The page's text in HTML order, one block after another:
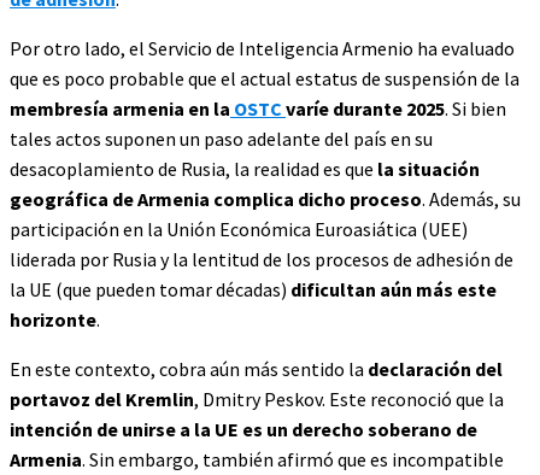
Por otro lado, el Servicio de Inteligencia Armenio ha evaluado
que es poco probable que el actual estatus de suspensión de la
membresía armenia en la OSTC varíe durante 2025. Si bien
tales actos suponen un paso adelante del país en su
desacoplamiento de Rusia, la realidad es que la situación
geográfica de Armenia complica dicho proceso. Además, su
participación en la Unión Económica Euroasiática (UEE)
liderada por Rusia y la lentitud de los procesos de adhesión de
la UE (que pueden tomar décadas) dificultan aún más este
horizonte.
En este contexto, cobra aún más sentido la declaración del
portavoz del Kremlin, Dmitry Peskov. Este reconoció que la
intención de unirse a la UE es un derecho soberano de
Armenia. Sin embargo, también afirmó que es incompatible